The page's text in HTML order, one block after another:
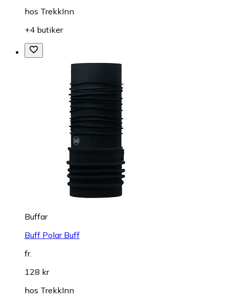
hos TrekkInn
+4 butiker
Buffar
Buff Polar Buff
fr.
128 kr
hos TrekkInn